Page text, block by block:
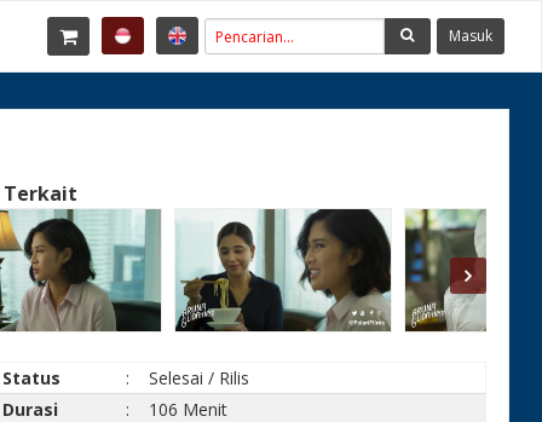
Masuk
Terkait
Status :
Selesai / Rilis
Durasi
:
106 Menit